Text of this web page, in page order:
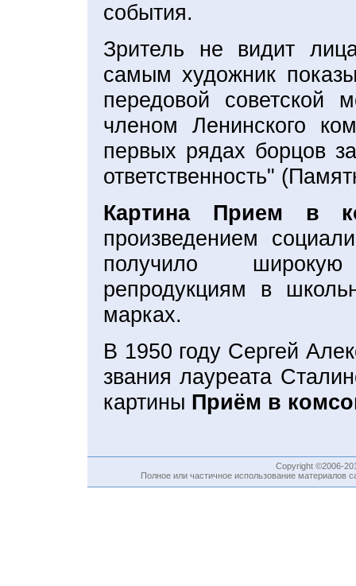
события.
Зритель не видит
самым художник
передовой советской
членом Ленинского
первых рядах борцов
ответственность"
Картина Прием в
произведением
получило
репродукциям в
марках.
В 1950 году Сергей
звания лауреата
картины Приём в
Copyright ©2006-
Полное или частичное использование материалов